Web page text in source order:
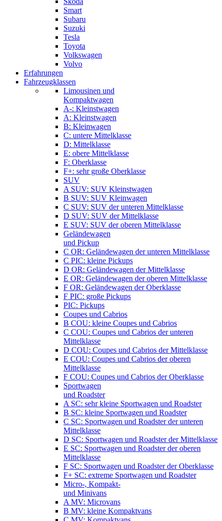
Smart
Subaru
Suzuki
Tesla
Toyota
Volkswagen
Volvo
Erfahrungen
Fahrzeugklassen
Limousinen und
Kompaktwagen
A-: Kleinstwagen
A: Kleinstwagen
B: Kleinwagen
C: untere Mittelklasse
D: Mittelklasse
E: obere Mittelklasse
F: Oberklasse
F+: sehr große Oberklasse
SUV
A SUV: SUV Kleinstwagen
B SUV: SUV Kleinwagen
C SUV: SUV der unteren Mittelklasse
D SUV: SUV der Mittelklasse
E SUV: SUV der oberen Mittelklasse
Geländewagen
und Pickup
C OR: Geländewagen der unteren Mittelklasse
C PIC: kleine Pickups
D OR: Geländewagen der Mittelklasse
E OR: Geländewagen der oberen Mittelklasse
F OR: Geländewagen der Oberklasse
F PIC: große Pickups
PIC: Pickups
Coupes und Cabrios
B COU: kleine Coupes und Cabrios
C COU: Coupes und Cabrios der unteren
Mittelklasse
D COU: Coupes und Cabrios der Mittelklasse
E COU: Coupes und Cabrios der oberen
Mittelklasse
F COU: Coupes und Cabrios der Oberklasse
Sportwagen
und Roadster
A SC: sehr kleine Sportwagen und Roadster
B SC: kleine Sportwagen und Roadster
C SC: Sportwagen und Roadster der unteren
Mittelklasse
D SC: Sportwagen und Roadster der Mittelklasse
E SC: Sportwagen und Roadster der oberen
Mittelklasse
F SC: Sportwagen und Roadster der Oberklasse
F+ SC: extreme Sportwagen und Roadster
Micro-, Kompakt-
und Minivans
A MV: Microvans
B MV: kleine Kompaktvans